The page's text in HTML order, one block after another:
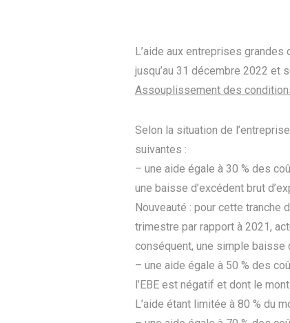
L’aide aux entreprises
jusqu’au 31 décembre 2022 et
Assouplissement des
Selon la situation de
suivantes :
– une aide égale à 30 % des
une baisse d’excédent brut
Nouveauté : pour cette tranche
trimestre par rapport à 2021,
conséquent, une simple baisse
– une aide égale à 50 % des
l’EBE est négatif et dont le
L’aide étant limitée à 80 % du